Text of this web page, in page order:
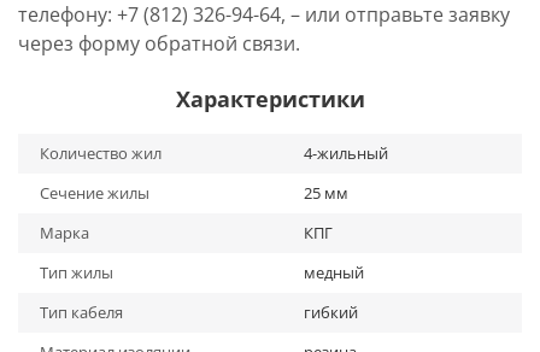
телефону: +7 (812) 326-94-64, – или отправьте заявку
через форму обратной связи.
Характеристики
Количество жил
4-жильный
Сечение жилы
25 мм
Марка
КПГ
Тип жилы
медный
Тип кабеля
гибкий